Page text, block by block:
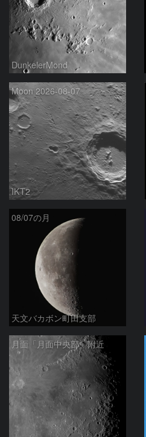
DunkelerMond
Moon 2026-08-07
IKT2
08/07の月
天文バカボン町田支部
月面「月面中央部」附近